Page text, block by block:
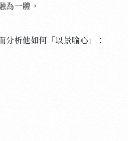
為一體。
析他如何「以景喻心」：